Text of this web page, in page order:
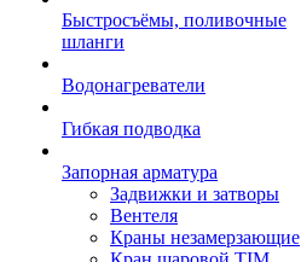
Быстросъёмы, поливочные
шланги
Водонагреватели
Гибкая подводка
Запорная арматура
Задвижки и затворы
Вентеля
Краны незамерзающие